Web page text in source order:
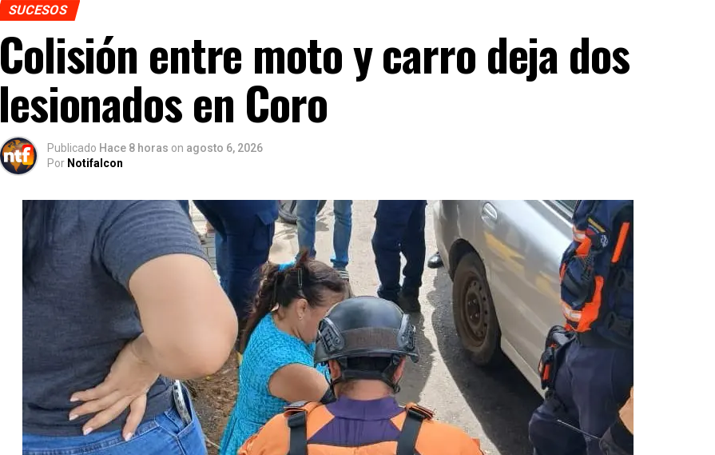
SUCESOS
Colisión entre moto y carro deja dos
lesionados en Coro
Publicado Hace 8 horas on agosto 6, 2026
Por Notifalcon